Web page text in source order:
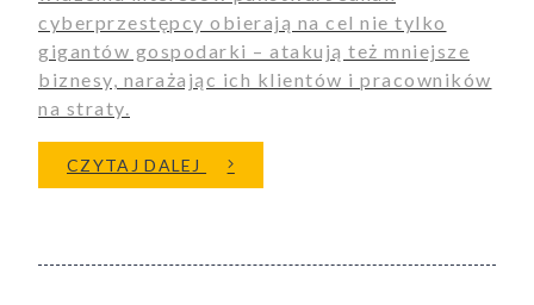
cyberprzestępcy obierają na cel nie tylko
gigantów gospodarki – atakują też mniejsze
biznesy, narażając ich klientów i pracowników
na straty.
CZYTAJ DALEJ O MĄDRY PRZEDSIĘBIORCA